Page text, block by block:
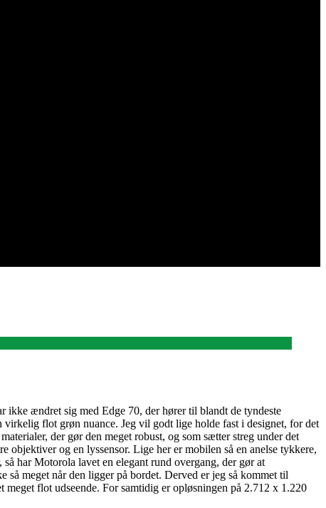
ikke ændret sig med Edge 70, der hører til blandt de tyndeste
virkelig flot grøn nuance. Jeg vil godt lige holde fast i designet, for det
der gør den meget robust, og som sætter streg under det
objektiver og en lyssensor. Lige her er mobilen så en anelse tykkere,
har Motorola lavet en elegant rund overgang, der gør at
meget når den ligger på bordet. Derved er jeg så kommet til
flot udseende. For samtidig er opløsningen på 2.712 x 1.220